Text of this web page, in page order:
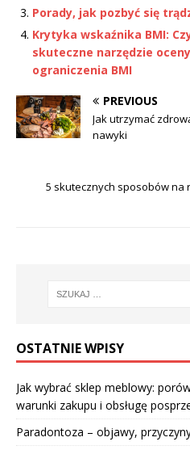
Porady, jak pozbyć się
Krytyka wskaźnika BMI:
skuteczne narzędzie
ograniczenia BMI
PREVIOUS
Jak utrzymać
nawyki
5 skutecznych sposobów na
OSTATNIE WPISY
Jak wybrać sklep meblowy:
warunki zakupu i obsługę
Paradontoza – objawy,